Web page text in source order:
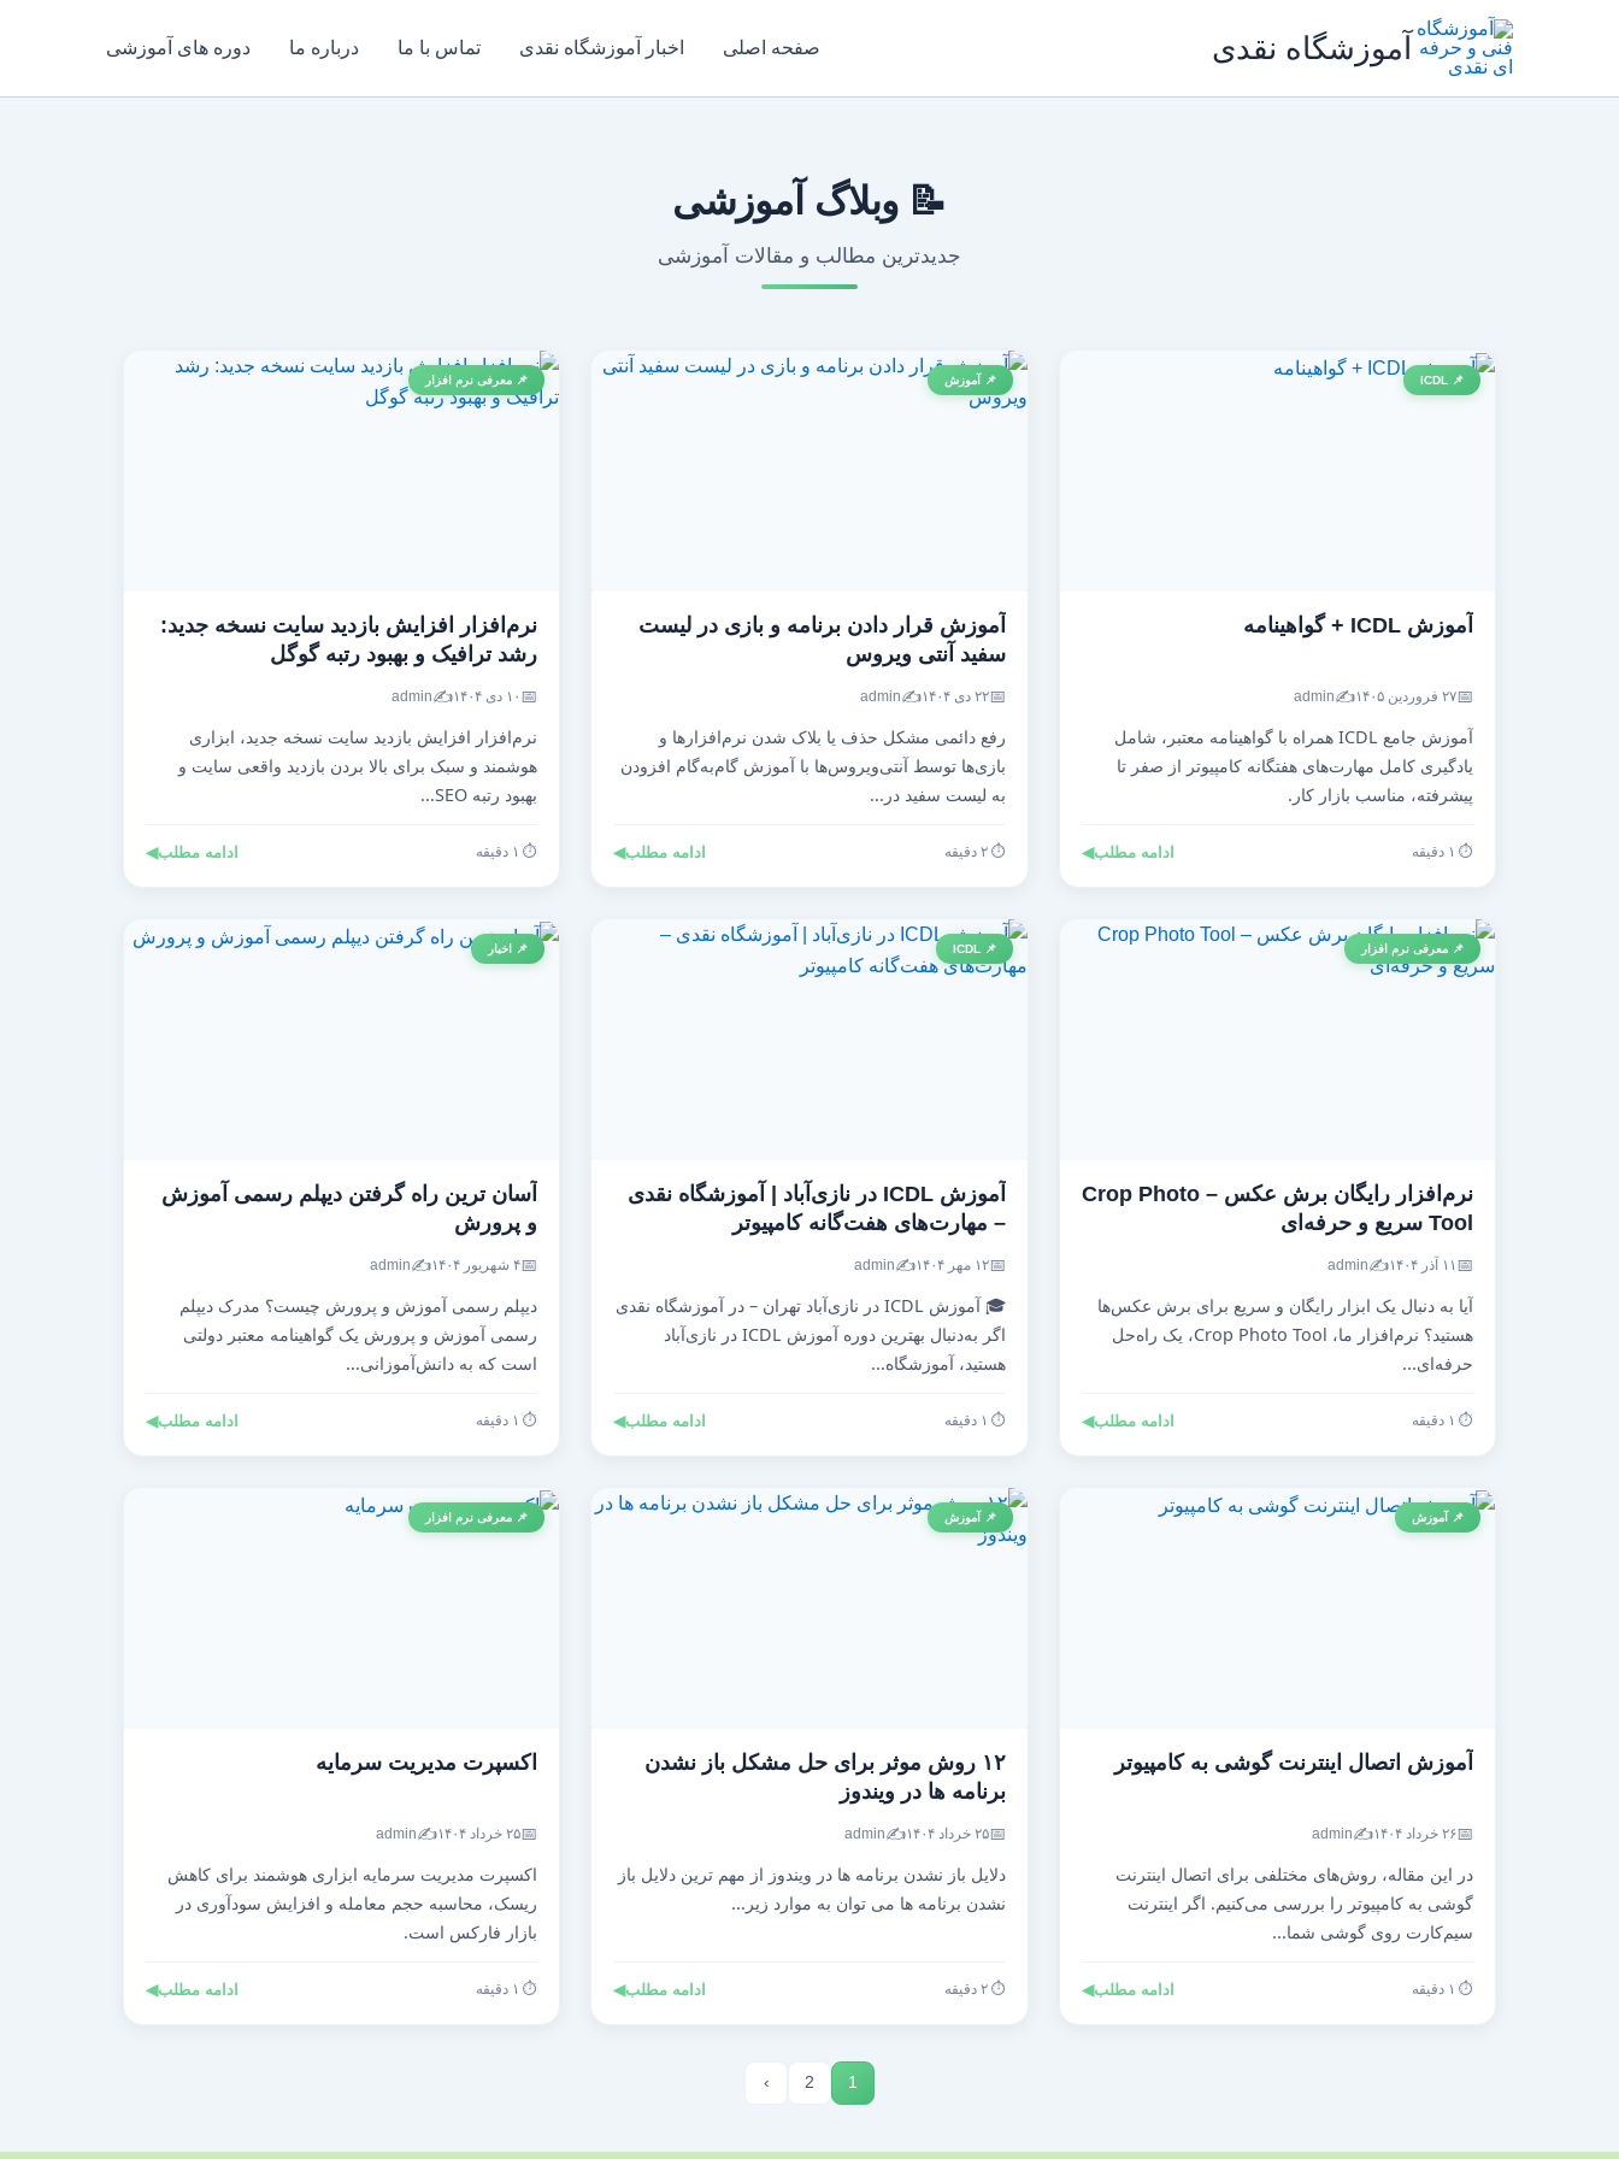
آموزشگاه نقدی صفحه اصلی اخبار آموزشگاه نقدی تماس با ما درباره ما دوره های آموزشی
📝 وبلاگ آموزشی
جدیدترین مطالب و مقالات آموزشی
📌 ICDL
آموزش ICDL + گواهینامه
📅۲۷ فروردین ۱۴۰۵ ✍️
admin
آموزش جامع ICDL همراه با گواهینامه معتبر، شامل
یادگیری کامل مهارت‌های هفتگانه کامپیوتر از صفر تا
پیشرفته، مناسب بازار کار.
⏱️ ۱ دقیقه ادامه مطلب◀
📌 آموزش
آموزش قرار دادن برنامه و بازی در لیست
سفید آنتی‌ ویروس
📅۲۲ دی ۱۴۰۴ ✍️
admin
رفع دائمی مشکل حذف یا بلاک شدن نرم‌افزارها و
بازی‌ها توسط آنتی‌ویروس‌ها با آموزش گام‌به‌گام افزودن
به لیست سفید در...
⏱️ ۲ دقیقه ادامه مطلب◀
📌 معرفی نرم افزار
نرم‌افزار افزایش بازدید سایت نسخه جدید:
رشد ترافیک و بهبود رتبه گوگل
📅 ۱۰ دی ۱۴۰۴ ✍️
admin
نرم‌افزار افزایش بازدید سایت نسخه جدید، ابزاری
هوشمند و سبک برای بالا بردن بازدید واقعی سایت و
بهبود رتبه SEO...
⏱️ ۱ دقیقه ادامه مطلب◀
📌 معرفی نرم افزار
نرم‌افزار رایگان برش عکس – Crop Photo
Tool سریع و حرفه‌ای
📅 ۱۱ آذر ۱۴۰۴ ✍️
admin
آیا به دنبال یک ابزار رایگان و سریع برای برش عکس‌ها
هستید؟ نرم‌افزار ما، Crop Photo Tool، یک راه‌حل
حرفه‌ای...
⏱️ ۱ دقیقه ادامه مطلب◀
📌 ICDL
آموزش ICDL در نازی‌آباد | آموزشگاه نقدی
– مهارت‌های هفت‌گانه کامپیوتر
📅۱۲ مهر ۱۴۰۴ ✍️
admin
🎓 آموزش ICDL در نازی‌آباد تهران – در آموزشگاه نقدی
اگر به‌دنبال بهترین دوره آموزش ICDL در نازی‌آباد
هستید، آموزشگاه...
⏱️ ۱ دقیقه ادامه مطلب◀
📌 اخبار
آسان ترین راه گرفتن دیپلم رسمی آموزش
و پرورش
📅۴ شهریور ۱۴۰۴ ✍️
admin
دیپلم رسمی آموزش و پرورش چیست؟ مدرک دیپلم
رسمی آموزش و پرورش یک گواهینامه معتبر دولتی
است که به دانش‌آموزانی...
⏱️ ۱ دقیقه ادامه مطلب◀
📌 آموزش
آموزش اتصال اینترنت گوشی به کامپیوتر
📅۲۶ خرداد ۱۴۰۴ ✍️
admin
در این مقاله، روش‌های مختلفی برای اتصال اینترنت
گوشی به کامپیوتر را بررسی می‌کنیم. اگر اینترنت
سیم‌کارت روی گوشی شما...
⏱️ ۱ دقیقه ادامه مطلب◀
📌 آموزش
۱۲ روش موثر برای حل مشکل باز نشدن
برنامه ها در ویندوز
📅۲۵ خرداد ۱۴۰۴ ✍️
admin
دلایل باز نشدن برنامه ها در ویندوز از مهم ترین دلایل باز
نشدن برنامه ها می توان به موارد زیر...
⏱️ ۲ دقیقه ادامه مطلب◀
📌 معرفی نرم افزار
اکسپرت مدیریت سرمایه
📅۲۵ خرداد ۱۴۰۴ ✍️
admin
اکسپرت مدیریت سرمایه ابزاری هوشمند برای کاهش
ریسک، محاسبه حجم معامله و افزایش سودآوری در
بازار فارکس است.
⏱️ ۱ دقیقه ادامه مطلب◀
1
2
›